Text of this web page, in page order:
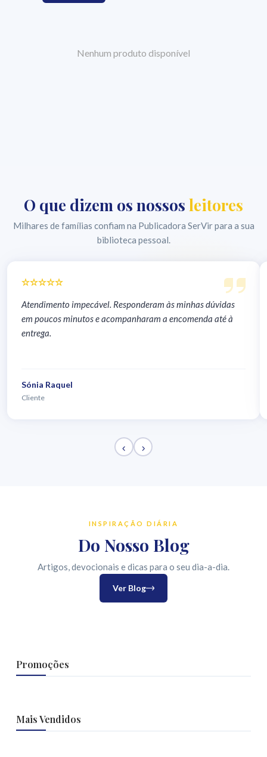
Nenhum produto disponível
O que dizem os nossos leitores
Milhares de famílias confiam na Publicadora SerVir para a sua
biblioteca pessoal.
Atendimento impecável. Responderam às minhas dúvidas
em poucos minutos e acompanharam a encomenda até à
entrega.
Sónia Raquel
Cliente
INSPIRAÇÃO DIÁRIA
Do Nosso Blog
Artigos, devocionais e dicas para o seu dia-a-dia.
Ver Blog
Promoções
Mais Vendidos